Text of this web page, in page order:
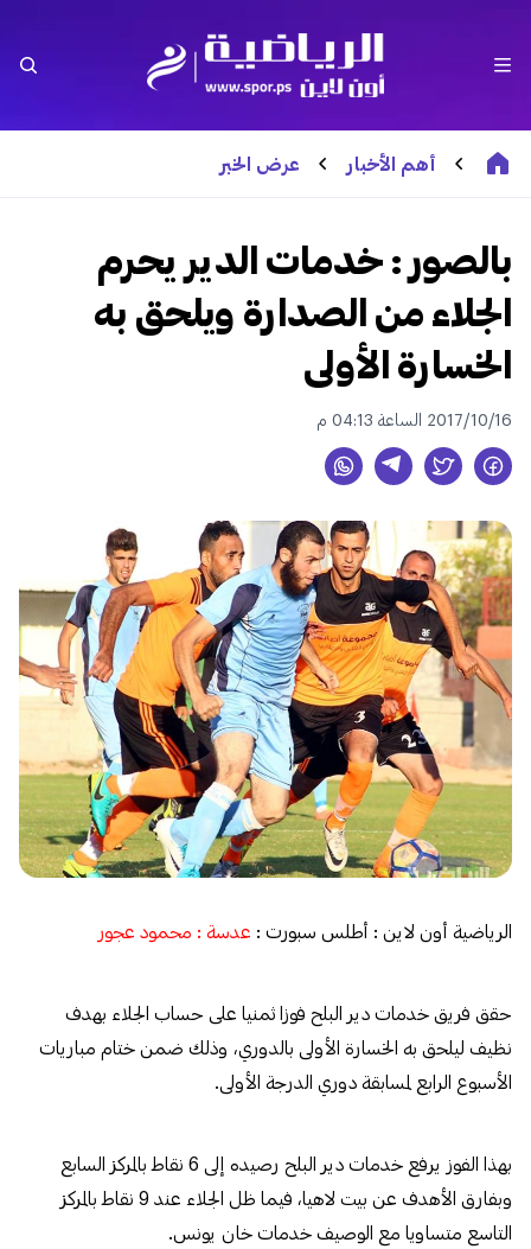
أهم الأخبار عرض الخبر
بالصور : خدمات الدير يحرم
الجلاء من الصدارة ويلحق به
الخسارة الأولى
2017/10/16 الساعة 04:13 م
الرياضية أون لاين : أطلس سبورت : عدسة : محمود عجور
حقق فريق خدمات دير البلح فوزا ثمنيا على حساب الجلاء بهدف
نظيف ليلحق به الخسارة الأولى بالدوري، وذلك ضمن ختام مباريات
الأسبوع الرابع لمسابقة دوري الدرجة الأولى.
بهذا الفوز يرفع خدمات دير البلح رصيده إلى 6 نقاط بالمركز السابع
وبفارق الأهدف عن بيت لاهيا، فيما ظل الجلاء عند 9 نقاط بالمركز
التاسع متساويا مع الوصيف خدمات خان يونس.